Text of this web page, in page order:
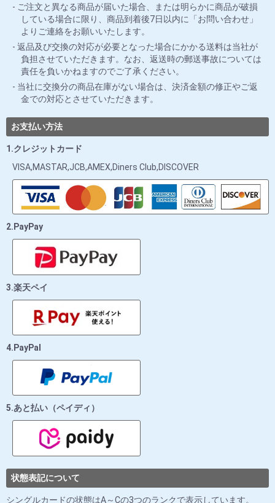
ご注文と異なる商品が届いた場合、または明らかに商品が破損
している場合に限り、商品到着後7日以内に「お問い合わせ」
よりご連絡をお願いいたします。
返品及び交換の対応が必要となった場合にかかる送料は当社が
負担させていただきます。なお、返送時の郵送事故については
責任を負いかねますのでご了承ください。
当社に交換分の商品在庫がない場合は、決済金額の修正やご返
金での対応とさせていただきます。
お支払い方法
1.クレジットカード
VISA,MASTAR,JCB,AMEX,Diners Club,DISCOVER
2.PayPay
3.楽天ペイ
4.PayPal
5.あと払い（ペイディ）
状態表記について
シングルカードの状態はA～Cの3つのランクで表示しています。